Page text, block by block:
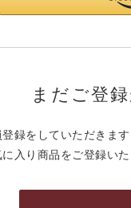
まだご登
登録をしていただきま
入り商品をご登録い